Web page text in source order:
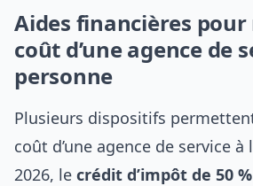
Aides financières
coût d’une agence de
personne
Plusieurs dispositifs
coût d’une agence de service à
2026, le crédit d’impôt de 50 %